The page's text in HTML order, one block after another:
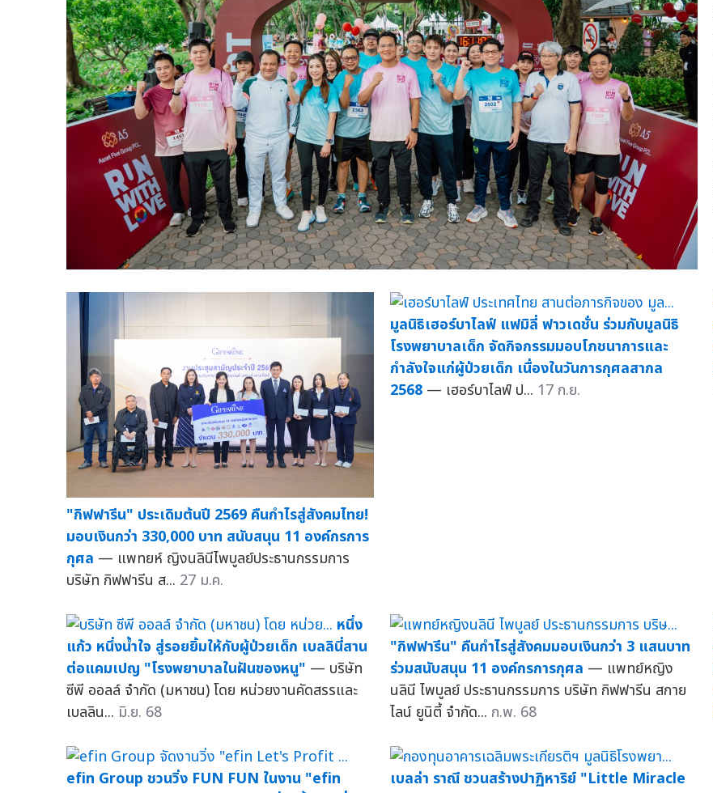
"กิฟฟารีน" ประเดิมต้นปี 2569 คืนกำไรสู่สังคมไทย!
มอบเงินกว่า 330,000 บาท สนับสนุน 11 องค์กรการ
กุศล — แพทยห์ ญิงนลินีไพบูลย์ประธานกรรมการ
บริษัท กิฟฟารีน ส... 27 ม.ค.
มูลนิธิเฮอร์บาไลฟ์ แฟมิลี่ ฟาวเดชั่น ร่วมกับมูลนิธิ
โรงพยาบาลเด็ก จัดกิจกรรมมอบโภชนาการและ
กำลังใจแก่ผู้ป่วยเด็ก เนื่องในวันการกุศลสากล
2568 — เฮอร์บาไลฟ์ ป... 17 ก.ย.
หนึ่ง
แก้ว หนึ่งน้ำใจ สู่รอยยิ้มให้กับผู้ป่วยเด็ก เบลลินี่สาน
ต่อแคมเปญ "โรงพยาบาลในฝันของหนู" — บริษัท
ซีพี ออลล์ จำกัด (มหาชน) โดย หน่วยงานคัดสรรและ
เบลลิน... มิ.ย. 68
"กิฟฟารีน" คืนกำไรสู่สังคมมอบเงินกว่า 3 แสนบาท
ร่วมสนับสนุน 11 องค์กรการกุศล — แพทย์หญิง
นลินี ไพบูลย์ ประธานกรรมการ บริษัท กิฟฟารีน สกาย
ไลน์ ยูนิตี้ จำกัด... ก.พ. 68
efin Group ชวนวิ่ง FUN FUN ในงาน "efin
เบลล่า ราณี ชวนสร้างปาฏิหาริย์ "Little Miracle